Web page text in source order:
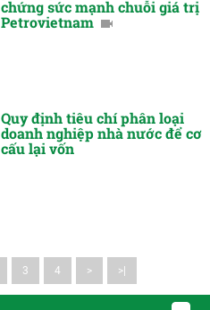
chứng sức mạnh chuỗi giá trị
Petrovietnam
Quy định tiêu chí phân loại
doanh nghiệp nhà nước để cơ
cấu lại vốn
3 4 > >|